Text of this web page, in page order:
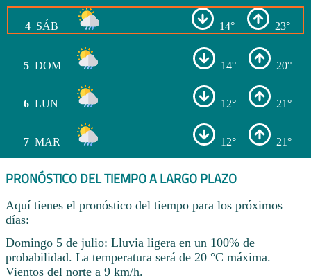
4 SÁB 14° 23°
5 DOM 14° 20°
6 LUN 12° 21°
7 MAR 12° 21°
PRONÓSTICO DEL TIEMPO A LARGO PLAZO
Aquí tienes el pronóstico del tiempo para los próximos
días:
Domingo 5 de julio: Lluvia ligera en un 100% de
probabilidad. La temperatura será de 20 °C máxima.
Vientos del norte a 9 km/h.